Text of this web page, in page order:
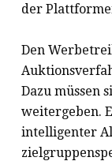
der
Den
Dazu müssen
weitergeben.
intelligenter